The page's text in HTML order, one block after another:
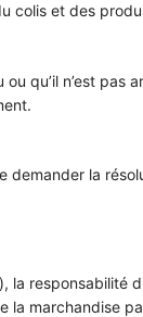
colis et des
qu’il n’est
la
responsabilité
la marchandise